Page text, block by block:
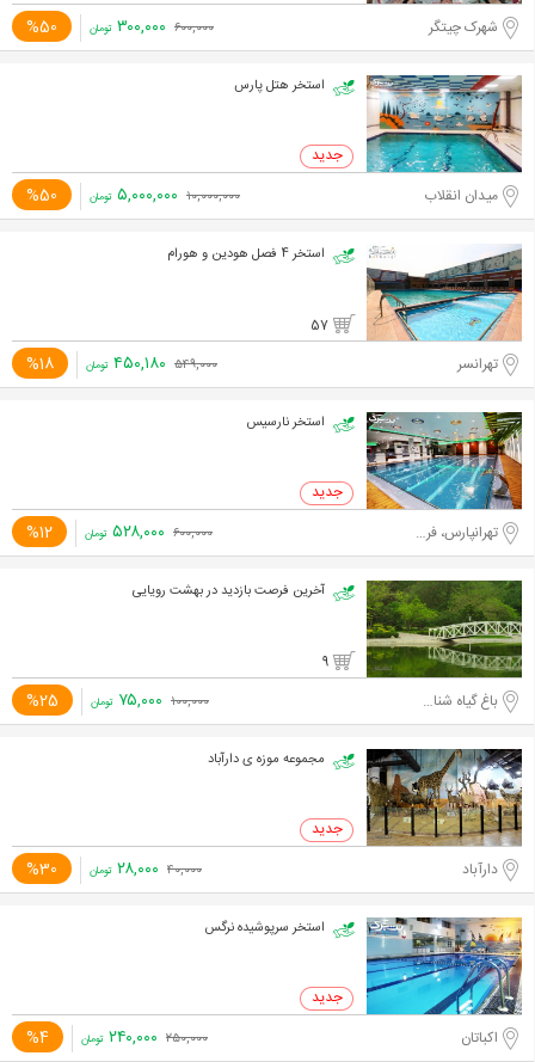
شهرک چیتگر %50 ۶۰۰,۰۰۰ ۳۰۰,۰۰۰ تومان
استخر هتل پارس
میدان انقلاب %50 ۱۰,۰۰۰,۰۰۰ ۵,۰۰۰,۰۰۰ تومان
استخر 4 فصل هودین و هورام
57
تهرانسر %18 ۵۴۹,۰۰۰ ۴۵۰,۱۸۰ تومان
استخر نارسیس
تهرانپارس، فرجام %12 ۶۰۰,۰۰۰ ۵۲۸,۰۰۰ تومان
آخرین فرصت بازدید در بهشت رویایی
9
باغ گیاه شناسی ملی ایران %25 ۱۰۰,۰۰۰ ۷۵,۰۰۰ تومان
مجموعه موزه ی دارآباد
دارآباد %30 ۴۰,۰۰۰ ۲۸,۰۰۰ تومان
استخر سرپوشیده نرگس
اکباتان %4 ۲۵۰,۰۰۰ ۲۴۰,۰۰۰ تومان